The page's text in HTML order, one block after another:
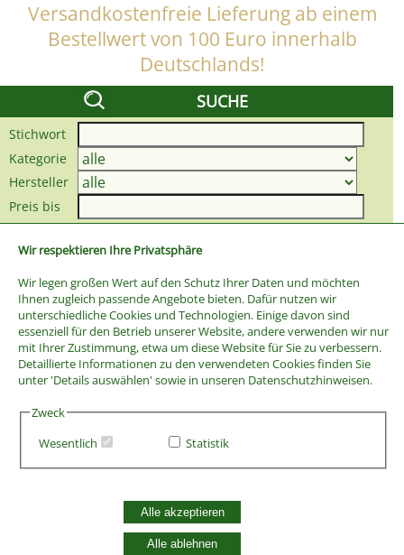
Wir respektieren Ihre Privatsphäre
Wir legen großen Wert auf den Schutz Ihrer Daten und möchten
Ihnen zugleich passende Angebote bieten. Dafür nutzen wir
unterschiedliche Cookies und Technologien. Einige davon sind
essenziell für den Betrieb unserer Website, andere verwenden wir nur
mit Ihrer Zustimmung, etwa um diese Website für Sie zu verbessern.
Detaillierte Informationen zu den verwendeten Cookies finden Sie
unter 'Details auswählen' sowie in unseren Datenschutzhinweisen.
Zweck
Wesentlich
Statistik
Alle akzeptieren
Alle ablehnen
Versandkostenfreie Lieferung ab einem
Bestellwert von 100 Euro innerhalb
Deutschlands!
SUCHE
Stichwort
Kategorie
Hersteller
Preis bis
Widerrufsbelehrung
Vertrag widerrufen
Datenschutzerklärung